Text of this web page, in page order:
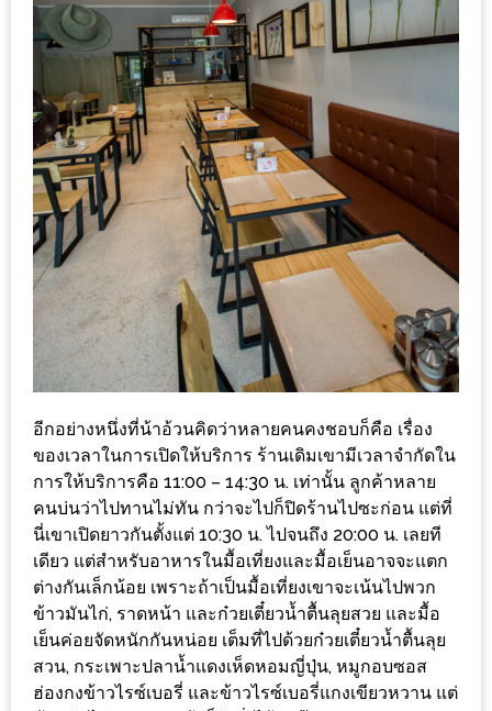
งาน
เดียว
ทั้ง
ช้อป
กิน
เที่ยว
พร้อม
โปร
ชั่น
สำหรับ
คน
รัก
บ้าน
มากมาย
MAPS
MY
ACCOUNT
NEW
FACEBOOK
TIMELINE
อีกอย่างหนึ่งที่น้าอ้วนคิดว่าหลายคนคงชอบก็คือ เรื่อง
ของเวลาในการเปิดให้บริการ ร้านเดิมเขามีเวลาจำกัดใน
การให้บริการคือ 11:00 – 14:30 น.​ เท่านั้น ลูกค้าหลาย
คนบ่นว่าไปทานไม่ทัน กว่าจะไปก็ปิดร้านไปซะก่อน แต่ที่
นี่เขาเปิดยาวกันตั้งแต่ 10:30 น. ไปจนถึง 20:00 น. เลยที
เดียว แต่สำหรับอาหารในมื้อเที่ยงและมื้อเย็นอาจจะแตก
ต่างกันเล็กน้อย เพราะถ้าเป็นมื้อเที่ยงเขาจะเน้นไปพวก
ข้าวมันไก่, ราดหน้า และก๋วยเตี๋ยวน้ำตื้นลุยสวย และมื้อ
เย็นค่อยจัดหนักกันหน่อย เต็มที่ไปด้วยก๋วยเตี๋ยวน้ำตื้นลุย
สวน, กระเพาะปลาน้ำแดงเห็ดหอมญี่ปุ่น, หมูกอบซอส
ฮ่องกงข้าวไรซ์เบอรี่ และข้าวไรซ์เบอรี่แกงเขียวหวาน แต่